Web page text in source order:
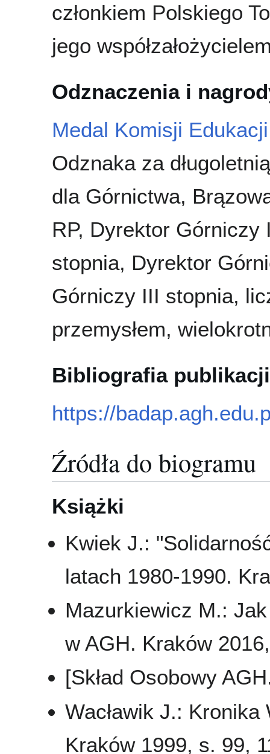
członkiem Polskiego
jego
Odznaczenia i
Medal Komisji
Odznaka za
dla Górnictwa,
RP, Dyrektor
stopnia, Dyrektor
Górniczy III stopnia,
przemysłem,
Bibliografia publikacji
https://
Źródła do biogramu
Książki
Kwiek J.:
latach 1980-1990.
Mazurkiewicz M.:
w AGH. Kraków
[Skład Osobowy
Wacławik J.: Kronika
Kraków 1999, s. 99,